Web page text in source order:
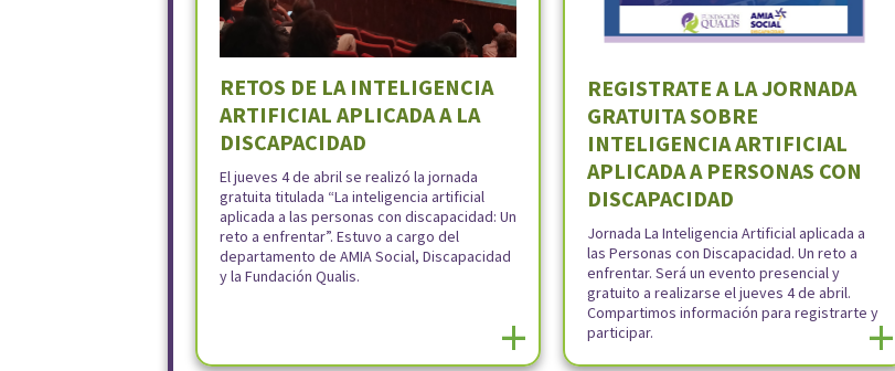
RETOS DE LA INTELIGENCIA
ARTIFICIAL APLICADA A LA
DISCAPACIDAD
El jueves 4 de abril se realizó la jornada
gratuita titulada “La inteligencia artificial
aplicada a las personas con discapacidad: Un
reto a enfrentar”. Estuvo a cargo del
departamento de AMIA Social, Discapacidad
y la Fundación Qualis.
+
REGISTRATE A LA JORNADA
GRATUITA SOBRE
INTELIGENCIA ARTIFICIAL
APLICADA A PERSONAS CON
DISCAPACIDAD
Jornada La Inteligencia Artificial aplicada a
las Personas con Discapacidad. Un reto a
enfrentar. Será un evento presencial y
gratuito a realizarse el jueves 4 de abril.
Compartimos información para registrarte y
participar.
+